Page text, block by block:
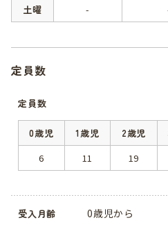
土曜
-
定員数
定員数
0歳児 1歳児 2歳児
6
11 19
受入月齢 0歳児から